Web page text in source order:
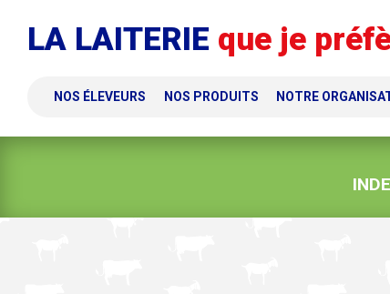
LA LAITERIE que je
NOS ÉLEVEURS NOS PRODUITS NOTRE